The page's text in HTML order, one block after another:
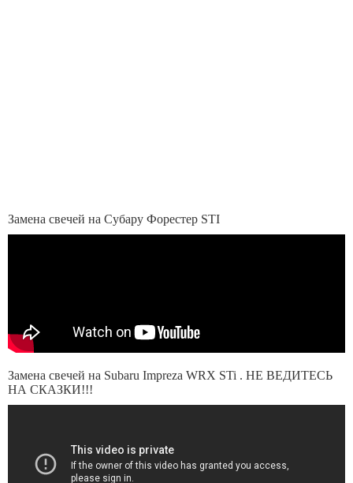
Замена свечей на Субару Форестер STI
Замена свечей на Subaru Impreza WRX STi . НЕ ВЕДИТЕСЬ
НА СКАЗКИ!!!